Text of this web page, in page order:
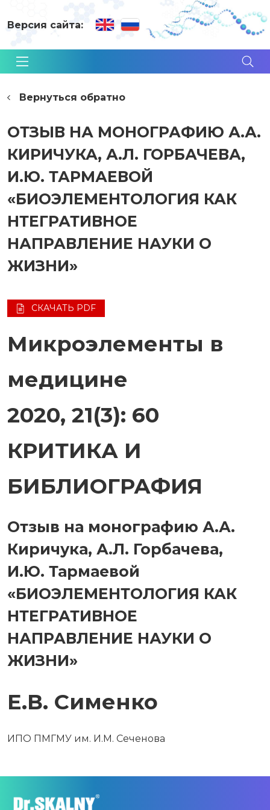
Версия сайта:
Вернуться обратно
ОТЗЫВ НА МОНОГРАФИЮ А.А.
КИРИЧУКА, А.Л. ГОРБАЧЕВА,
И.Ю. ТАРМАЕВОЙ
«БИОЭЛЕМЕНТОЛОГИЯ КАК
НТЕГРАТИВНОЕ
НАПРАВЛЕНИЕ НАУКИ О
ЖИЗНИ»
СКАЧАТЬ PDF
Микроэлементы в
медицине
2020, 21(3): 60
КРИТИКА И
БИБЛИОГРАФИЯ
Отзыв на монографию А.А.
Киричука, А.Л. Горбачева,
И.Ю. Тармаевой
«БИОЭЛЕМЕНТОЛОГИЯ КАК
НТЕГРАТИВНОЕ
НАПРАВЛЕНИЕ НАУКИ О
ЖИЗНИ»
Е.В. Сименко
ИПО ПМГМУ им. И.М. Сеченова